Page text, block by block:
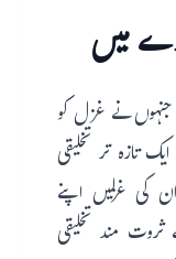
میں
جنہوں نے غزل کو
تازہ تر تخلیقی
کی غزلیں اپنے
مند تخلیقی